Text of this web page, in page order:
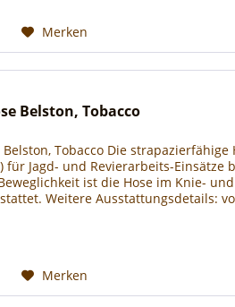
Merken
Belston, Tobacco
Tobacco Die strapazierfähige
für Jagd- und Revierarbeits-
ist die Hose im Knie-
Weitere Ausstattungsdetails:
Merken